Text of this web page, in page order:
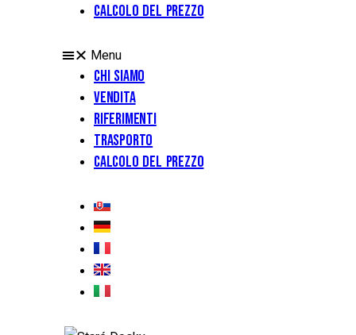
Calcolo del prezzo
Menu
Chi siamo
Vendita
Riferimenti
Trasporto
Calcolo del prezzo